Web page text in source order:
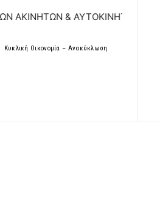
& ΑΥΤΟΚΙΝΗΤΩΝ | ΔΩΡΕΑΝ
Κυκλική Οικονομία – Ανακύκλωση